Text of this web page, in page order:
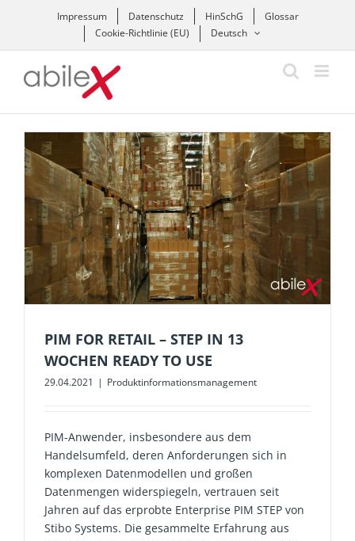
Impressum Datenschutz HinSchG
Glossar
Cookie-Richtlinie (EU)
Deutsch
PIM FOR RETAIL – STEP IN 13
WOCHEN READY TO USE
29.04.2021 | Produktinformationsmanagement
PIM-Anwender, insbesondere aus dem
Handelsumfeld, deren Anforderungen sich in
komplexen Datenmodellen und großen
Datenmengen widerspiegeln, vertrauen seit
Jahren auf das erprobte Enterprise PIM STEP von
Stibo Systems. Die gesammelte Erfahrung aus